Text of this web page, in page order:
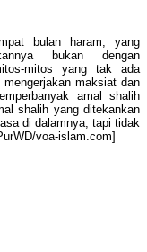
bulan haram, yang
bukan dengan
mitos yang tak ada
maksiat dan
amal shalih
shalih yang ditekankan
di dalamnya, tapi tidak
voa-islam.com]